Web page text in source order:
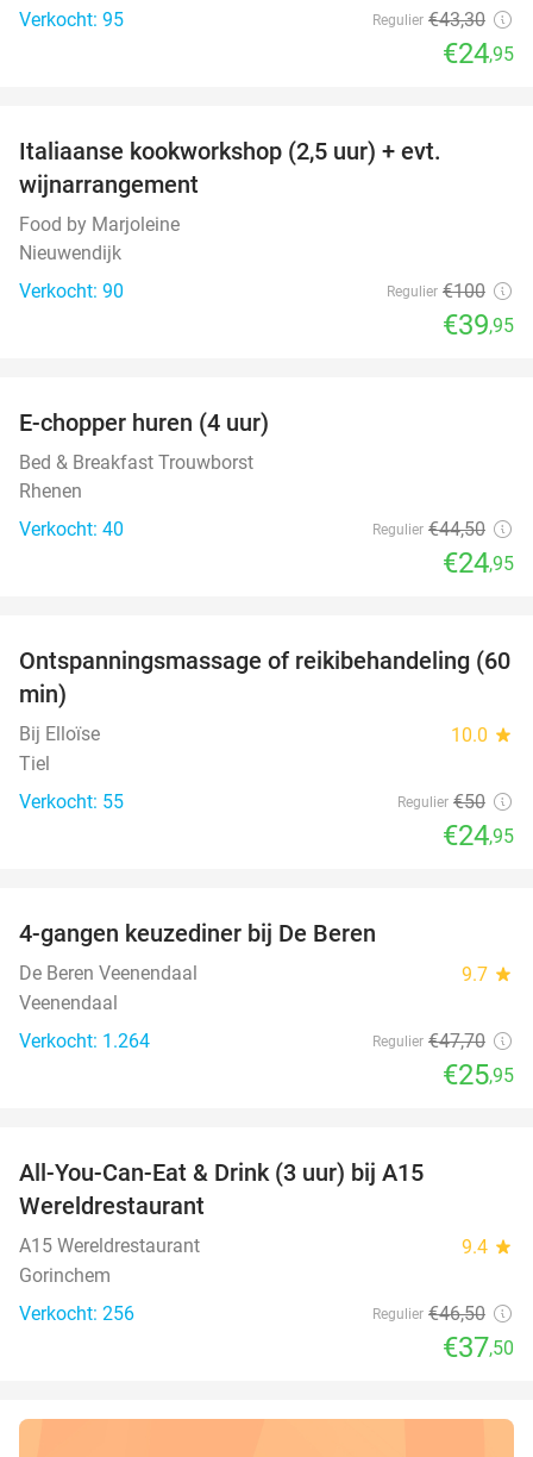
Verkocht: 95
Regulier €43,30
€24,95
Italiaanse kookworkshop (2,5 uur) + evt.
wijnarrangement
Food by Marjoleine
Nieuwendijk
Verkocht: 90
Regulier €100
€39,95
E-chopper huren (4 uur)
Bed & Breakfast Trouwborst
Rhenen
Verkocht: 40
Regulier €44,50
€24,95
50%
Ontspanningsmassage of reikibehandeling (60
min)
Bij Elloïse 10.0 star
Tiel
Verkocht: 55
Regulier €50
€24,95
4-gangen keuzediner bij De Beren
De Beren Veenendaal 9.7 star
Veenendaal
Verkocht: 1.264
Regulier €47,70
€25,95
All-You-Can-Eat & Drink (3 uur) bij A15
Wereldrestaurant
A15 Wereldrestaurant 9.4 star
Gorinchem
Verkocht: 256
Regulier €46,50
€37,50